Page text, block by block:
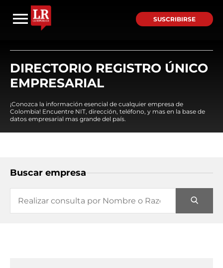
SUSCRIBIRSE
DIRECTORIO REGISTRO ÚNICO
EMPRESARIAL
¡Conozca la información esencial de cualquier empresa de
Colombia! Encuentre NIT, dirección, teléfono, y mas en la base de
datos empresarial mas grande del país.
Buscar empresa